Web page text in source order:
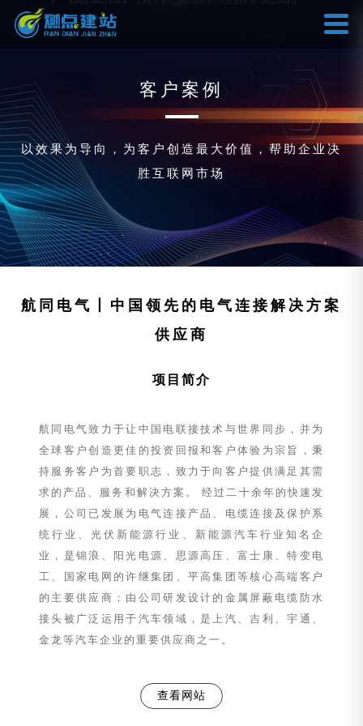
客户案例
以效果为导向，为客户创造最大价值，帮助企业决
胜互联网市场
航同电气丨中国领先的电气连接解决方案
供应商
项目简介
航同电气致力于让中国电联接技术与世界同步，并为
全球客户创造更佳的投资回报和客户体验为宗旨，秉
持服务客户为首要职志，致力于向客户提供满足其需
求的产品、服务和解决方案。 经过二十余年的快速发
展，公司已发展为电气连接产品、电缆连接及保护系
统行业、光伏新能源行业、新能源汽车行业知名企
业，是锦浪、阳光电源、思源高压、富士康、特变电
工、国家电网的许继集团、平高集团等核心高端客户
的主要供应商；由公司研发设计的金属屏蔽电缆防水
接头被广泛运用于汽车领域，是上汽、吉利、宇通、
金龙等汽车企业的重要供应商之一。
查看网站